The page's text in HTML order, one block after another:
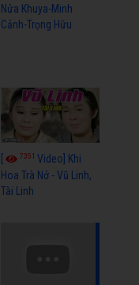
Nửa Khuya-Minh
Cảnh-Trọng Hữu
7351Video] Khi
Hoa Trà Nở - Vũ Linh,
Tài Linh